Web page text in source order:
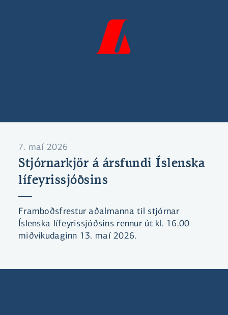
7. maí 2026
Stjórnarkjör á ársfundi Íslenska
lífeyrissjóðsins
Framboðsfrestur aðalmanna til stjórnar
Íslenska lífeyrissjóðsins rennur út kl. 16.00
miðvikudaginn 13. maí 2026.